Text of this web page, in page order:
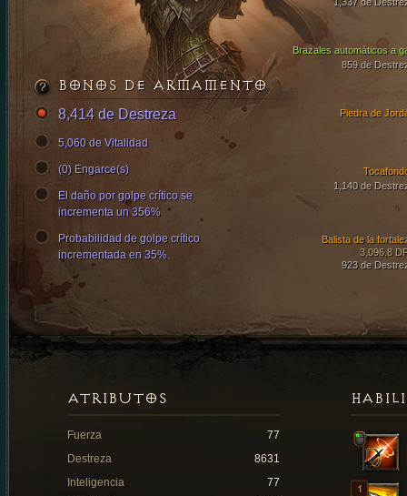
Brazales automáticos a
859 de
1,140 de
Balista de la
3,096.8
923 de
Piedra de
BONOS DE ARMAMENTO
8,414 de Destreza
5,060 de Vitalidad
(0) Engarce(s)
El daño por golpe crítico se
incrementa un 356%
Probabilidad de golpe crítico
incrementada en 35%.
ATRIBUTOS
Fuerza
77
Destreza
8631
Inteligencia
77